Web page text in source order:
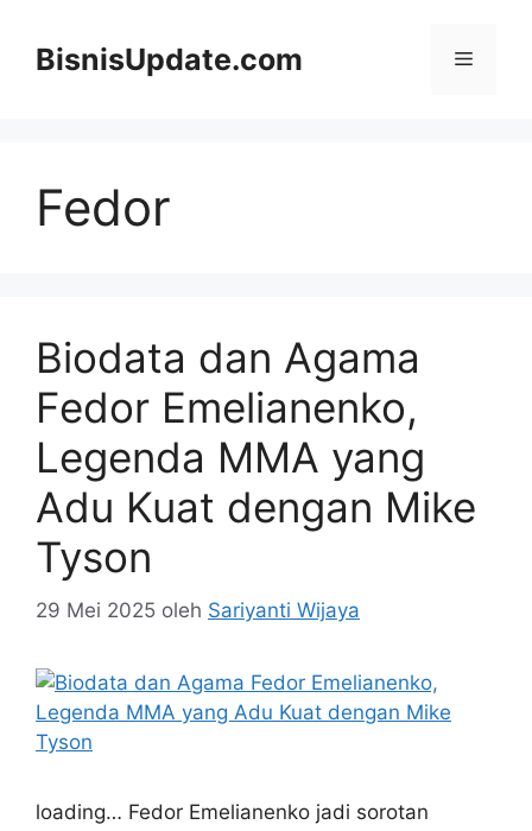
BisnisUpdate.com Menu
Fedor
Biodata dan Agama
Fedor Emelianenko,
Legenda MMA yang
Adu Kuat dengan Mike
Tyson
29 Mei 2025 oleh Sariyanti Wijaya
loading… Fedor Emelianenko jadi sorotan